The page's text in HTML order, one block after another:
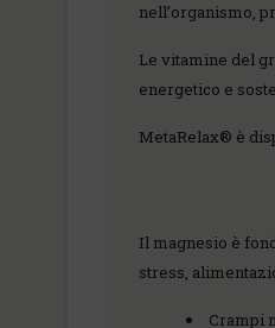
nell’organismo,
Le vitamine del
energetico e
MetaRelax® è
Il magnesio è
stress,
Crampi